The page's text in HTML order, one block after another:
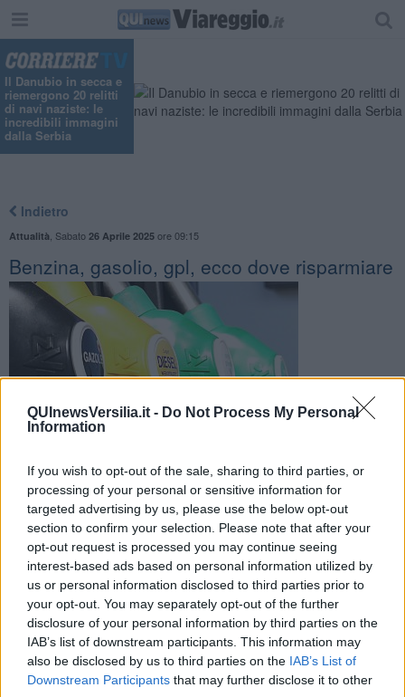
QUInewsVersilia.it - Do Not Process My Personal
Information
If you wish to opt-out of the sale, sharing to third parties, or
processing of your personal or sensitive information for
targeted advertising by us, please use the below opt-out
section to confirm your selection. Please note that after your
opt-out request is processed you may continue seeing
interest-based ads based on personal information utilized by
us or personal information disclosed to third parties prior to
your opt-out. You may separately opt-out of the further
disclosure of your personal information by third parties on the
IAB’s list of downstream participants. This information may
also be disclosed by us to third parties on the IAB’s List of
Downstream Participants that may further disclose it to other
Il Danubio in secca e
riemergono 20 relitti
di navi naziste: le
incredibili immagini
dalla Serbia
Indietro
Attualità Sabato 26 Aprile 2025ore 09:15
Benzina, gasolio, gpl, ecco dove risparmiare
Ecco l'elenco dei prezzi del carburante in provincia di Lucca.
Comune per comune gli impianti più economici dove fare
rifornimento.
PROVINCIA DI LUCCA —Questi i prezzi dei carburantirilevati al
giorno 26 aprile 2025dal Ministero dello sviluppo economico